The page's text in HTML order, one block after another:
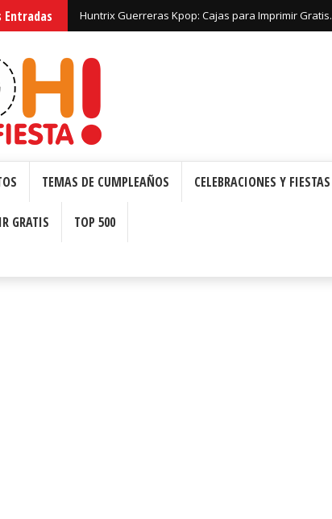
Entradas Huntrix Guerreras Kpop: Cajas para Imprimir Gratis.
TEMAS DE CUMPLEAÑOS CELEBRACIONES Y FIESTAS
GRATIS TOP 500